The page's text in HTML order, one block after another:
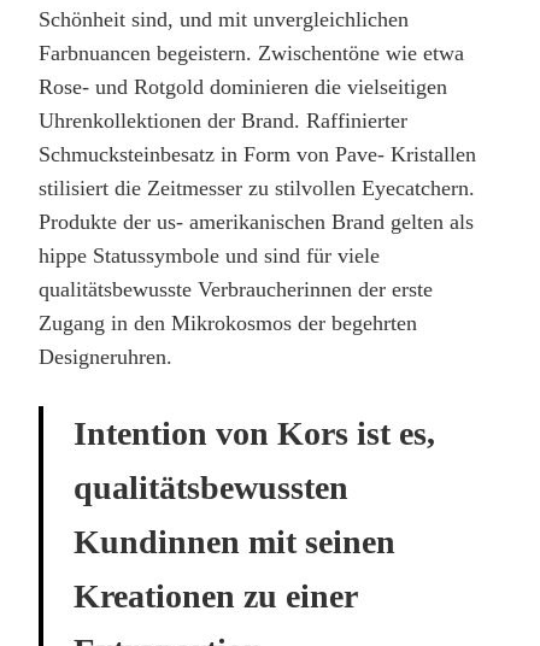
Schönheit sind, und mit unvergleichlichen
Farbnuancen begeistern. Zwischentöne wie etwa
Rose- und Rotgold dominieren die vielseitigen
Uhrenkollektionen der Brand. Raffinierter
Schmucksteinbesatz in Form von Pave- Kristallen
stilisiert die Zeitmesser zu stilvollen Eyecatchern.
Produkte der us- amerikanischen Brand gelten als
hippe Statussymbole und sind für viele
qualitätsbewusste Verbraucherinnen der erste
Zugang in den Mikrokosmos der begehrten
Designeruhren.
Intention von Kors ist es,
qualitätsbewussten
Kundinnen mit seinen
Kreationen zu einer